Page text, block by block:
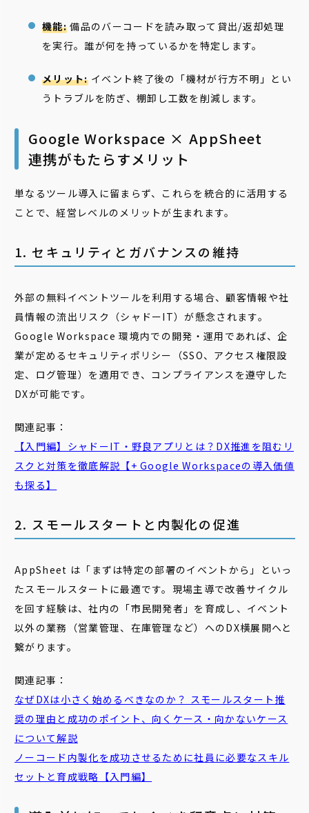
機能:備品のバーコードを読み取って貸出/返却処理
を実行。誰が何を持っているかを特定します。
メリット:イベント終了後の「機材が行方不明」とい
うトラブルを防ぎ、棚卸し工数を削減します。
Google Workspace × AppSheet
連携がもたらすメリット
単なるツール導入に留まらず、これらを統合的に活用する
ことで、経営レベルのメリットが生まれます。
1. セキュリティとガバナンスの維持
外部の無料イベントツールを利用する場合、顧客情報や社
員情報の流出リスク（シャドーIT）が懸念されます。
Google Workspace 環境内での開発・運用であれば、企
業が定めるセキュリティポリシー（SSO、アクセス権限設
定、ログ管理）を適用でき、コンプライアンスを遵守した
DXが可能です。
関連記事：
【入門編】シャドーIT・野良アプリとは？DX推進を阻むリ
スクと対策を徹底解説【+ Google Workspaceの導入価値
も探る】
2. スモールスタートと内製化の促進
AppSheet は「まずは特定の部署のイベントから」といっ
たスモールスタートに最適です。現場主導で改善サイクル
を回す経験は、社内の「市民開発者」を育成し、イベント
以外の業務（営業管理、在庫管理など）へのDX横展開へと
繋がります。
関連記事：
なぜDXは小さく始めるべきなのか？ スモールスタート推
奨の理由と成功のポイント、向くケース・向かないケース
について解説
ノーコード内製化を成功させるために社員に必要なスキル
セットと育成戦略【入門編】